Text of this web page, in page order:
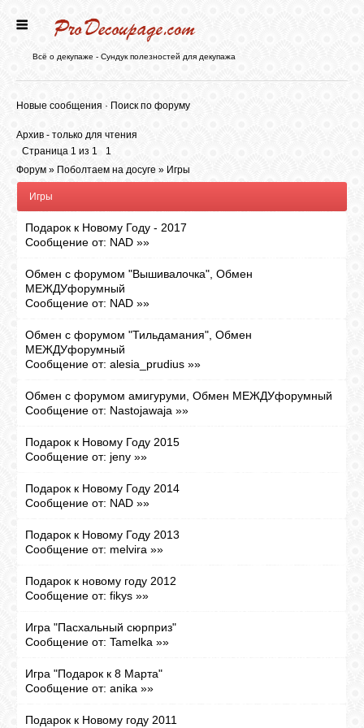
БЛОГ
ФОРУМ
СТАТЬИ
КАРТИНКИ
ВИДЕО
ГАЛЕРЕЯ
ШКОЛА
УЧЕНИКОВ
МАГАЗИН
СВЯЗЬ
Всё о декупаже - Сундук полезностей для декупажа
Новые сообщения · Поиск по форуму
Архив - только для чтения
Страница 1 из 1
1
Форум » Поболтаем на досуге » Игры
Игры
Подарок к Новому Году - 2017
Сообщение от: NAD »»
Обмен с форумом "Вышивалочка", Обмен
МЕЖДУфорумный
Сообщение от: NAD »»
Обмен с форумом "Тильдамания", Обмен
МЕЖДУфорумный
Сообщение от: alesia_prudius »»
Обмен с форумом амигуруми, Обмен МЕЖДУфорумный
Сообщение от: Nastojawaja »»
Подарок к Новому Году 2015
Сообщение от: jeny »»
Подарок к Новому Году 2014
Сообщение от: NAD »»
Подарок к Новому Году 2013
Сообщение от: melvira »»
Подарок к новому году 2012
Сообщение от: fikys »»
Игра "Пасхальный сюрприз"
Сообщение от: Tamelka »»
Игра "Подарок к 8 Марта"
Сообщение от: anika »»
Подарок к Новому году 2011